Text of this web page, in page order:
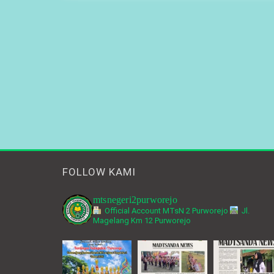
FOLLOW KAMI
mtsnegeri2purworejo
Official Account MTsN 2 Purworejo
Jl.
Magelang Km 12 Purworejo